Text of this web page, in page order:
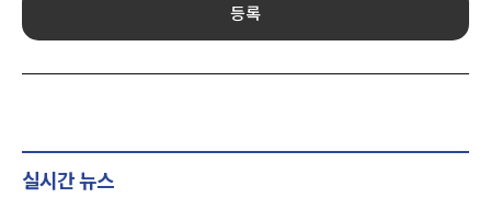
등록
실시간 뉴스